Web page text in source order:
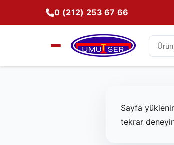
0 (212) 253 67 66
Sayfa
tekrar